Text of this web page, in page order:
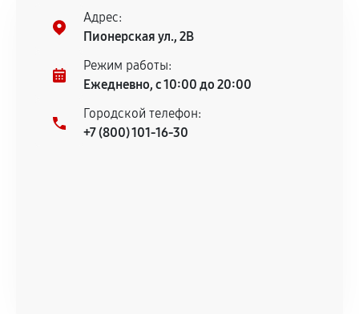
остается на стороне производителя или
продавца. За качество сторонних деталей
сервисный центр ответственности не несет.
Адрес:
Пионерская ул., 2В
Режим работы:
Ежедневно, с 10:00 до 20:00
Городской телефон:
+7 (800) 101-16-30